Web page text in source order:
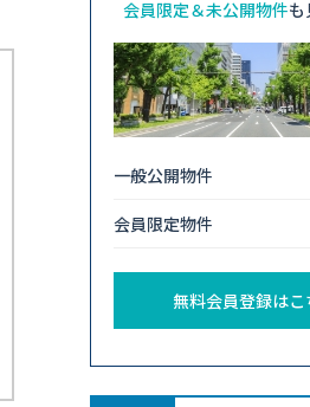
会員限定＆未公開物件も
一般公開物件
会員限定物件
無料会員登録はこ